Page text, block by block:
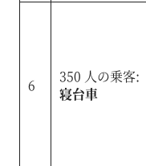
6
350 人の乗客:
寝台車